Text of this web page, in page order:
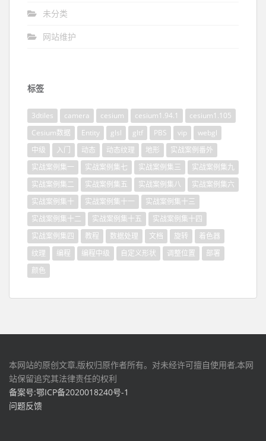
未分类
网站维护
标签
3dtiles camera cesium cesium1.94.1
cesium1.105
Cesium数据
Entity glsl gltf PBS vip
webgl
中级
入门 动态 动态纹理 地形
实战案例番外
实战案例集一
实战案例集七 实战案例集三
实战案例集九
实战案例集二
实战案例集五 实战案例集八
实战案例集六
实战案例集十
实战案例集十一
实战案例集十三
实战案例集十二
实战案例集十五
实战案例集十四
实战案例集四
教程 数据处理 文档 旋转
着色器
纹理
编程 编程中级 自定义形状 调整位置
部署
颜色
本网站的原创文章,版权归原作者所有。对未经许可擅自使用者,本网
站保留追究其法律责任的权利
备案号:鄂ICP备2020018240号-1
问题反馈